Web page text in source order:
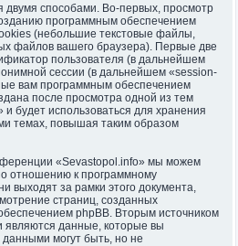
способами. Во-первых, просмотр
программным обеспечением
(небольшие текстовые файлы,
файлов вашего браузера). Первые две
пользователя (в дальнейшем
сессии (в дальнейшем «session-
вам программным обеспечением
после просмотра одной из тем
будет использоваться для хранения
темах, повышая таким образом
«Sevastopol.info» мы можем
отношению к программному
выходят за рамки этого документа,
страниц, созданных
phpBB. Вторым источником
данные, которые вы
могут быть, но не